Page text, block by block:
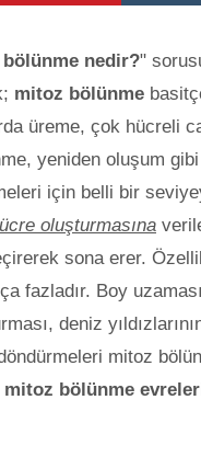
bölünme nedir?"
mitoz bölünme
üreme, çok hücreli
yeniden oluşum
için belli bir
oluşturmasına
sona erer.
fazladır. Boy
deniz
mitoz
mitoz bölünme